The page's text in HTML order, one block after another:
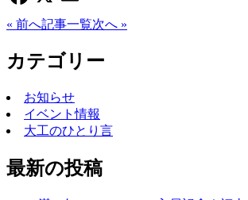
Facebook
X Email
« 前へ記事一覧次へ »
カテゴリー
お知らせ
イベント情報
大工のひとり言
最新の投稿